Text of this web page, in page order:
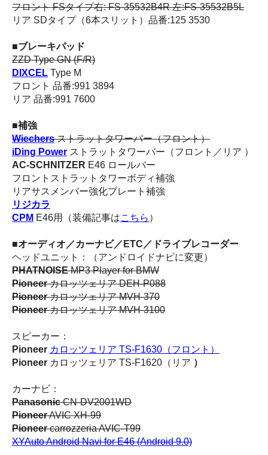
フロント FSタイプ右: FS-35532B4R 左:FS-35532B5L
リア SDタイプ（6本スリット）品番:125 3530
■ブレーキパッド
ZZD Type GN (F/R)
DIXCEL Type M
フロント 品番:991 3894
リア 品番:991 7600
■補強
Wiechersストラットタワーバー（フロント）
iDing Power ストラットタワーバー（フロント／リア ）
AC-SCHNITZER E46 ロールバー
フロントストラットタワーボディ補強
リアサスメンバー強化プレート補強
リジカラ
CPM E46用（装備記事はこちら ）
■オーディオ／カーナビ／ETC／ドライブレコーダー
ヘッドユニット：（アンドロイドナビに変更）
PHATNOISEMP3 Player for BMW
Pioneerカロッツェリア DEH-P088
Pioneerカロッツェリア MVH-370
Pioneerカロッツェリア MVH-3100
スピーカー：
Pioneer カロッツェリア TS-F1630（フロント）
Pioneer カロッツェリア TS-F1620（リア ）
カーナビ：
PanasonicCN-DV2001WD
PioneerAVIC XH-99
Pioneercarrozzeria AVIC-T99
XYAuto Android Navi for E46 (Android 9.0)